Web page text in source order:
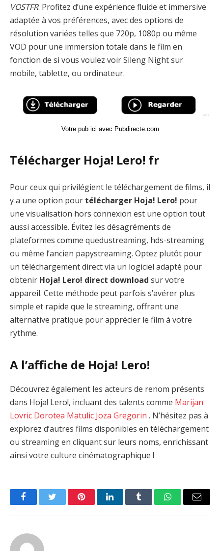
VOSTFR. Profitez d’une expérience fluide et immersive
adaptée à vos préférences, avec des options de
résolution variées telles que 720p, 1080p ou même
VOD pour une immersion totale dans le film en
fonction de si vous voulez voir Sileng Night sur
mobile, tablette, ou ordinateur.
Votre pub ici avec Pubdirecte.com
Télécharger Hoja! Lero! fr
Pour ceux qui privilégient le téléchargement de films, il
y a une option pour télécharger Hoja! Lero! pour
une visualisation hors connexion est une option tout
aussi accessible. Évitez les désagréments de
plateformes comme quedustreaming, hds-streaming
ou même l’ancien papystreaming. Optez plutôt pour
un téléchargement direct via un logiciel adapté pour
obtenir Hoja! Lero! direct download sur votre
appareil. Cette méthode peut parfois s’avérer plus
simple et rapide que le streaming, offrant une
alternative pratique pour apprécier le film à votre
rythme.
A l’affiche de Hoja! Lero!
Découvrez également les acteurs de renom présents
dans Hoja! Lero!, incluant des talents comme Marijan
Lovric Dorotea Matulic Joza Gregorin . N’hésitez pas à
explorez d’autres films disponibles en téléchargement
ou streaming en cliquant sur leurs noms, enrichissant
ainsi votre culture cinématographique !
FacebookTwitter PinterestLinkedInTumblr WhatsAppEmail